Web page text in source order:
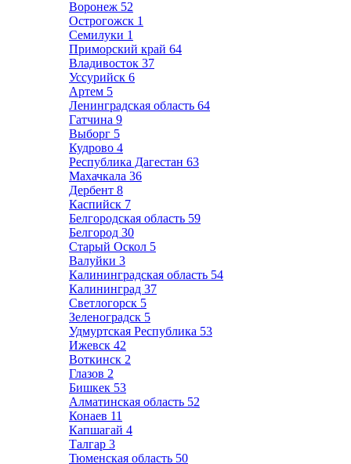
Воронеж 52
Острогожск 1
Семилуки 1
Приморский край 64
Владивосток 37
Уссурийск 6
Артем 5
Ленинградская область 64
Гатчина 9
Выборг 5
Кудрово 4
Республика Дагестан 63
Махачкала 36
Дербент 8
Каспийск 7
Белгородская область 59
Белгород 30
Старый Оскол 5
Валуйки 3
Калининградская область 54
Калининград 37
Светлогорск 5
Зеленоградск 5
Удмуртская Республика 53
Ижевск 42
Воткинск 2
Глазов 2
Бишкек 53
Алматинская область 52
Конаев 11
Капшагай 4
Талгар 3
Тюменская область 50